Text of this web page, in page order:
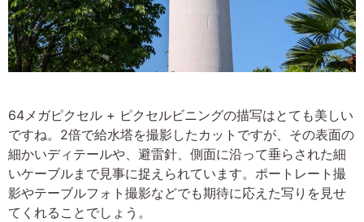
64メガピクセル + ピクセルビニングの描写はとても美しい
ですね。2倍で給水塔を撮影したカットですが、その表面の
細かいディテールや、避雷針、側面に沿って垂らされた細
いケーブルまで見事に捉えられています。ポートレート撮
影やテーブルフォト撮影などでも期待に応えた写りを見せ
てくれることでしょう。